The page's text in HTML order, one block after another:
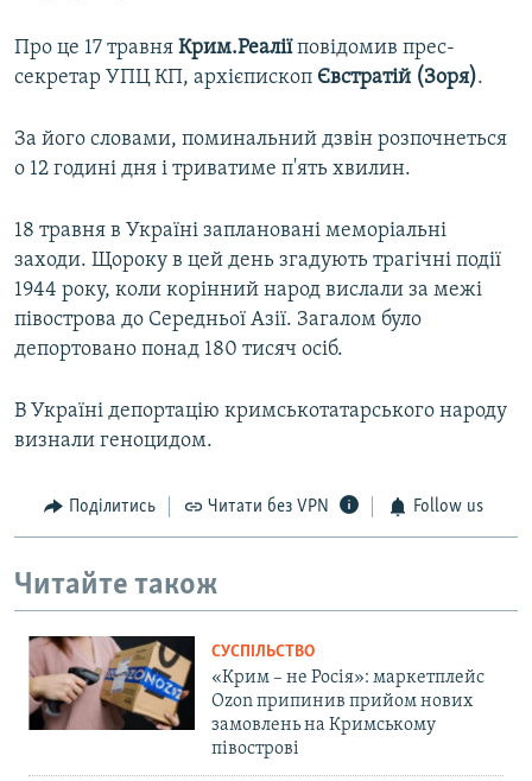
Про це 17 травня Крим.Реаліїповідомив прес-
секретар УПЦ КП, архієпископ Євстратій (Зоря).
За його словами, поминальний дзвін розпочнеться
о 12 годині дня і триватиме п'ять хвилин.
18 травня в Україні заплановані меморіальні
заходи. Щороку в цей день згадують трагічні події
1944 року, коли корінний народ вислали за межі
півострова до Середньої Азії. Загалом було
депортовано понад 180 тисяч осіб.
В Україні депортацію кримськотатарського народу
визнали геноцидом.
Поділитись Читати без VPN Follow us
Читайте також
СУСПІЛЬСТВО
«Крим – не Росія»: маркетплейс
Ozon припинив прийом нових
замовлень на Кримському
півострові